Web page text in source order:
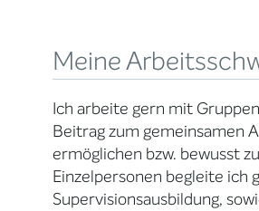
Meine
Ich arbeite gern mit
Beitrag zum gemeinsamen
ermöglichen bzw. bewusst
Einzelpersonen begleite ich
Supervisionsausbildung,